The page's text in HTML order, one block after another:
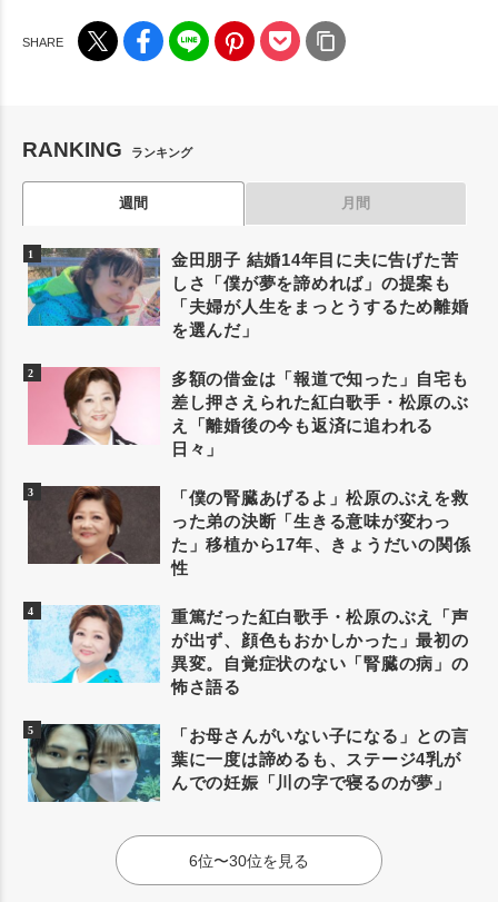
RANKING ランキング
週間 月間
金田朋子 結婚14年目に夫に告げた苦
しさ「僕が夢を諦めれば」の提案も
「夫婦が人生をまっとうするため離婚
を選んだ」
多額の借金は「報道で知った」自宅も
差し押さえられた紅白歌手・松原のぶ
え「離婚後の今も返済に追われる
日々」
「僕の腎臓あげるよ」松原のぶえを救
った弟の決断「生きる意味が変わっ
た」移植から17年、きょうだいの関係
性
重篤だった紅白歌手・松原のぶえ「声
が出ず、顔色もおかしかった」最初の
異変。自覚症状のない「腎臓の病」の
怖さ語る
「お母さんがいない子になる」との言
葉に一度は諦めるも、ステージ4乳が
んでの妊娠「川の字で寝るのが夢」
6位〜30位を見る